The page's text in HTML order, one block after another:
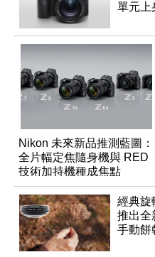
單元上
Nikon 未來新品推測藍圖：
全片幅定焦隨身機與 RED
技術加持機種成焦點
經典旋
推出全
手動餅